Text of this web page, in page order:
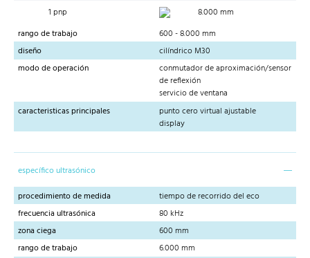
1 pnp
8.000 mm
rango de trabajo
600 - 8.000 mm
diseño
cilíndrico M30
modo de operación
conmutador de aproximación/sensor
de reflexión
servicio de ventana
caracteristicas principales
punto cero virtual ajustable
display
específico ultrasónico
procedimiento de medida
tiempo de recorrido del eco
frecuencia ultrasónica
80 kHz
zona ciega
600 mm
rango de trabajo
6.000 mm